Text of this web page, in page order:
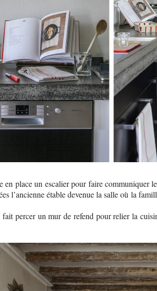
en place un escalier pour faire communiquer
l’ancienne étable devenue la salle où la
percer un mur de refend pour relier la